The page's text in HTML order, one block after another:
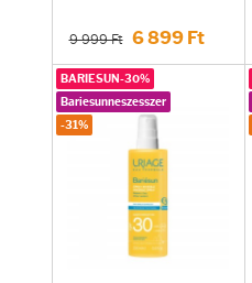
9 999 Ft 6 899 Ft
BARIESUN-30%
Bariesunneszesszer
-31%
Napozás után
AZ ÖSSZES TERMÉK